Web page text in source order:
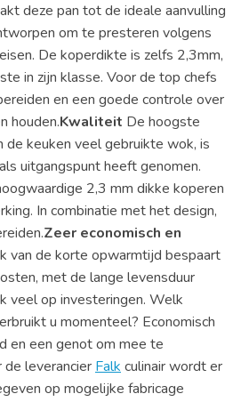
deze pan tot de ideale aanvulling
om te presteren volgens
De koperdikte is zelfs 2,3mm,
in zijn klasse. Voor de top chefs
en een goede controle over
houden.Kwaliteit De hoogste
keuken veel gebruikte wok, is
uitgangspunt heeft genomen.
2,3 mm dikke koperen
In combinatie met het design,
Zeer economisch en
van de korte opwarmtijd bespaart
met de lange levensduur
veel op investeringen. Welk
u momenteel? Economisch
en een genot om mee te
de leverancierFalkculinair wordt er
op mogelijke fabricage